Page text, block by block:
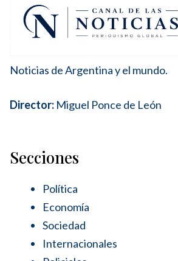
Noticias de Argentina y el mundo.
Director: Miguel Ponce de León
Secciones
Política
Economía
Sociedad
Internacionales